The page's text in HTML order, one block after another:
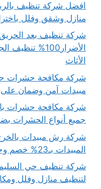
منازل وشقق وفلل
الأضرار100%
الأثاث
شركة مكافحة حشرات
مبيدات آمن وضمان على
جميع أنواع الحشرات
شركة رش مبيدات
المبيدات بـ23% خصم وحماية منزلك من الآفات
لتنظيف منازل وفلل